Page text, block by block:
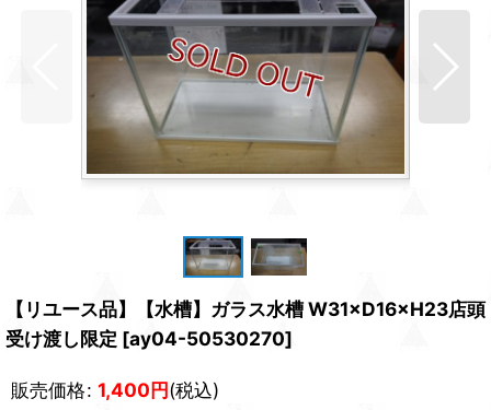
【リユース品】【水槽】ガラス水槽 W31×D16×H23店頭
受け渡し限定 [ay04-50530270]
販売価格: 1,400円(税込)